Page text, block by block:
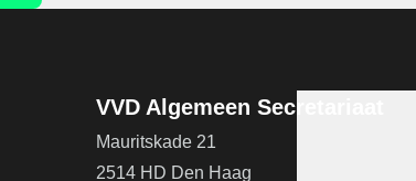
VVD Algemeen Secretariaat
Mauritskade 21
2514 HD Den Haag